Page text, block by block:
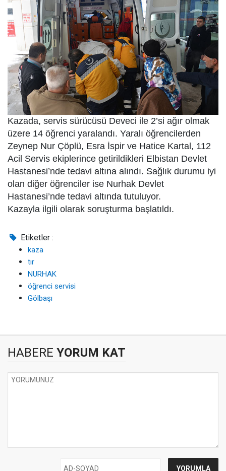
Kazada, servis sürücüsü Deveci ile 2’si ağır olmak
üzere 14 öğrenci yaralandı. Yaralı öğrencilerden
Zeynep Nur Çöplü, Esra İspir ve Hatice Kartal, 112
Acil Servis ekiplerince getirildikleri Elbistan Devlet
Hastanesi’nde tedavi altına alındı. Sağlık durumu iyi
olan diğer öğrenciler ise Nurhak Devlet
Hastanesi’nde tedavi altında tutuluyor.
Kazayla ilgili olarak soruşturma başlatıldı.
Etiketler :
kaza
tır
NURHAK
öğrenci servisi
Gölbaşı
HABERE YORUM KAT